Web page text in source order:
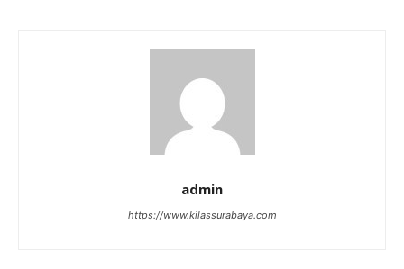
admin
https://www.kilassurabaya.com